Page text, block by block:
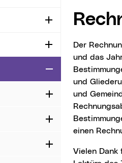
Aufklappen
Aufklappen
Zuklappen
Aufklappen
Aufklappen
Aufklappen
Der Rechnungssabschluss einer Gebietskörperschaft gibt über ihre Wirtschaftsführung
und das
und
und
einen
Vielen Dank für Ihr Interesse am Rechnungsabschluss 2012 der Stadt Linz. Um Ihnen die